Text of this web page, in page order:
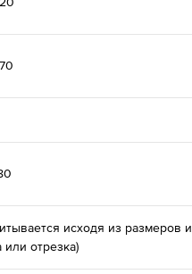
исходя из размеров и
или отрезка)